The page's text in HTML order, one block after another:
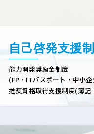
自己啓発支援
能力開発奨励金制度
(FP・ITパスポート・中小
推奨資格取得支援制度(簿